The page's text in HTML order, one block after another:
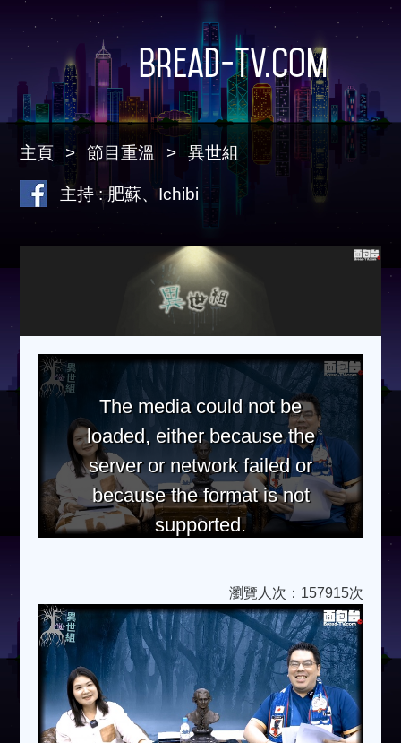
Bread-TV.com
主頁 節目重溫 異世組
主持 : 肥蘇、Ichibi
The media could not be
loaded, either because the
server or network failed or
because the format is not
supported.
瀏覽人次：157915次